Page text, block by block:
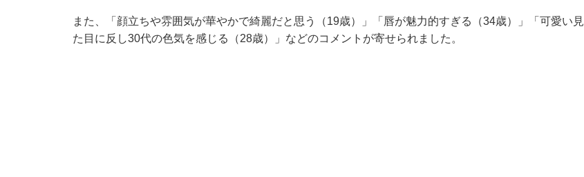
また、「顔立ちや雰囲気が華やかで綺麗だと思う（19歳）」「唇が魅力的すぎる（34歳）」「可愛い見
た目に反し30代の色気を感じる（28歳）」などのコメントが寄せられました。